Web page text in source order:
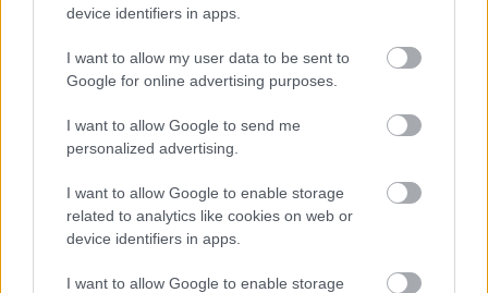
device identifiers in apps.
I want to allow my user data to be sent to
Google for online advertising purposes.
I want to allow Google to send me
personalized advertising.
I want to allow Google to enable storage
related to analytics like cookies on web or
device identifiers in apps.
I want to allow Google to enable storage